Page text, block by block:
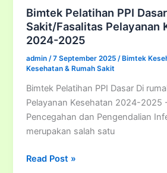
Bimtek Pelatihan PPI
Sakit/Fasalitas Pelayanan
2024-2025
admin/7 September 2025/ Bimtek
Kesehatan & Rumah Sakit
Bimtek Pelatihan PPI Dasar Di
Pelayanan Kesehatan 2024-2025
Pencegahan dan Pengendalian
merupakan salah satu
Bimtek
Read Post »